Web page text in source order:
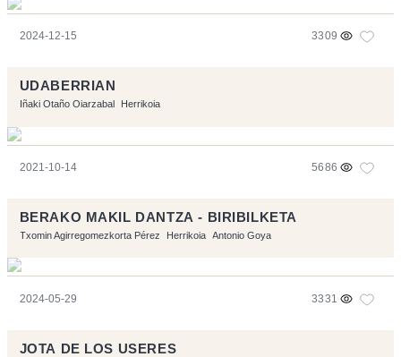
2024-12-15 3309
UDABERRIAN
Iñaki Otaño Oiarzabal Herrikoia
2021-10-14 5686
BERAKO MAKIL DANTZA - BIRIBILKETA
Txomin Agirregomezkorta Pérez Herrikoia Antonio Goya
2024-05-29 3331
JOTA DE LOS USERES